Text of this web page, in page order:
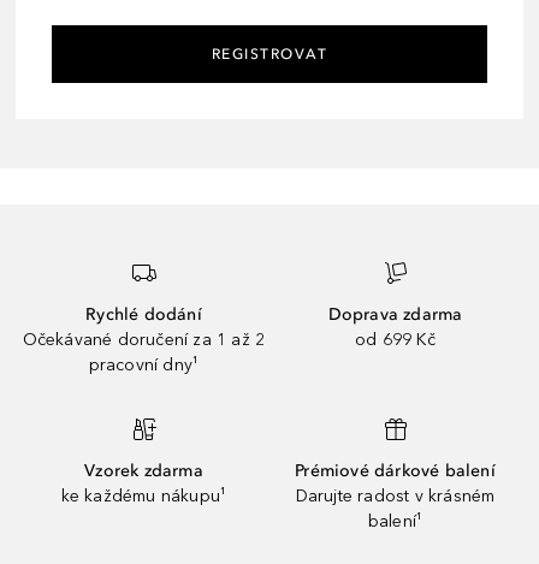
REGISTROVAT
Rychlé dodání
Očekávané doručení za 1 až 2
pracovní dny¹
Doprava zdarma
od 699 Kč
Vzorek zdarma
ke každému nákupu¹
Prémiové dárkové balení
Darujte radost v krásném
balení¹